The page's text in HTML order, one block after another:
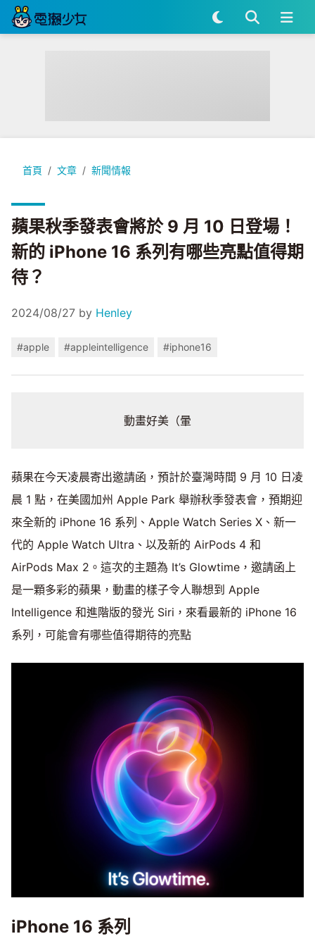
首頁 文章 新聞情報
蘋果秋季發表會將於 9 月 10 日登場！新的 iPhone 16 系列有哪
蘋果秋季發表會將於 9 月 10 日登場！
新的 iPhone 16 系列有哪些亮點值得期
待？
2024/08/27 by Henley
#apple #appleintelligence #iphone16
動畫好美（暈
蘋果在今天凌晨寄出邀請函，預計於臺灣時間 9 月 10 日凌
晨 1 點，在美國加州 Apple Park 舉辦秋季發表會，預期迎
來全新的 iPhone 16 系列、Apple Watch Series X、新一
代的 Apple Watch Ultra、以及新的 AirPods 4 和
AirPods Max 2。這次的主題為 It’s Glowtime，邀請函上
是一顆多彩的蘋果，動畫的樣子令人聯想到 Apple
Intelligence 和進階版的發光 Siri，來看最新的 iPhone 16
系列，可能會有哪些值得期待的亮點
iPhone 16 系列